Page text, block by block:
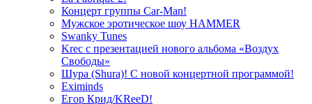
Концерт группы Car-Man!
Мужское эротическое шоу HAMMER
Swanky Tunes
Krec с презентацией нового альбома «Воздух
Свободы»
Шура (Shura)! С новой концертной программой!
Eximinds
Егор Крид/KReeD!